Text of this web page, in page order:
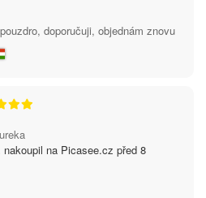
doporučuji, objednám znovu
nakoupil na Picasee.cz před 8